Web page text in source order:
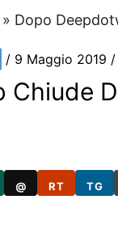
» Dopo
/ 9 Maggio 2019 /
@ RT TG